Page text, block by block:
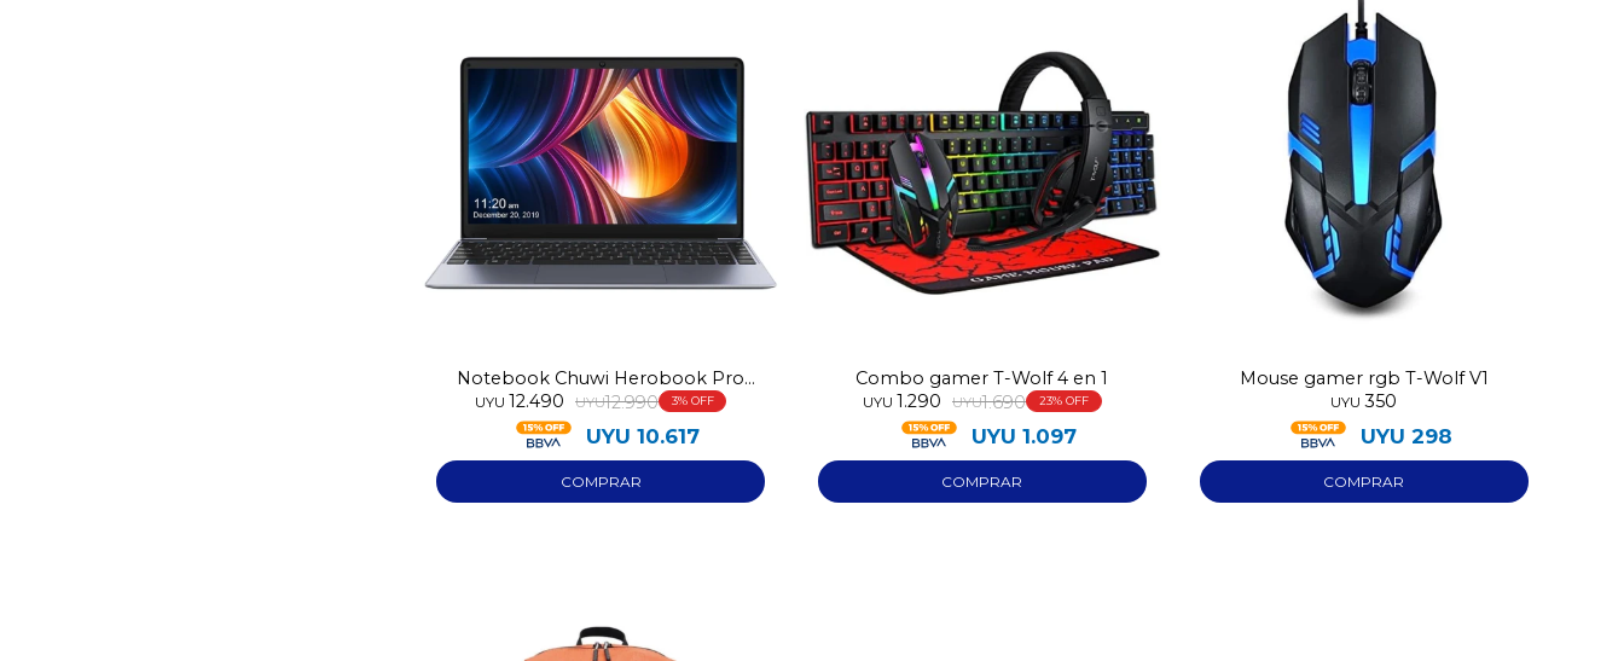
Notebook Chuwi Herobook Pro
N4020 256GB
UYU 12.490 UYU12.990 3
UYU 10.617
Combo gamer T-Wolf 4 en 1
UYU 1.290 UYU1.690 23
UYU 1.097
Mouse gamer rgb T-Wolf V1
UYU 350
UYU 298
Día
Continuar
puede variar por comercio